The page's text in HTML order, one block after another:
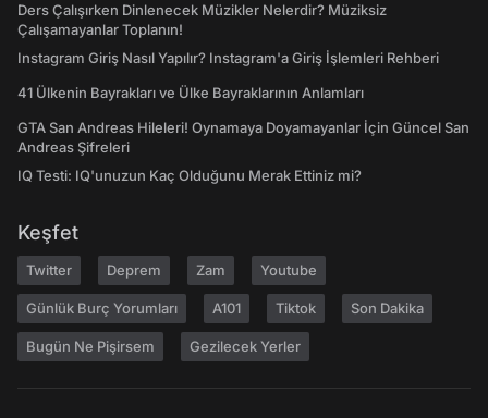
Ders Çalışırken Dinlenecek Müzikler Nelerdir? Müziksiz
Çalışamayanlar Toplanın!
Instagram Giriş Nasıl Yapılır? Instagram'a Giriş İşlemleri Rehberi
41 Ülkenin Bayrakları ve Ülke Bayraklarının Anlamları
GTA San Andreas Hileleri! Oynamaya Doyamayanlar İçin Güncel San
Andreas Şifreleri
IQ Testi: IQ'unuzun Kaç Olduğunu Merak Ettiniz mi?
Keşfet
Twitter Deprem Zam Youtube
Günlük Burç Yorumları A101 Tiktok Son Dakika
Bugün Ne Pişirsem Gezilecek Yerler